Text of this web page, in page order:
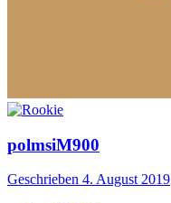
polmsiM900
Geschrieben 4. August 2019